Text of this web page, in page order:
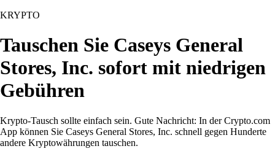
KRYPTO
Tauschen Sie Caseys General
Stores, Inc. sofort mit niedrigen
Gebühren
Krypto-Tausch sollte einfach sein. Gute Nachricht: In der Crypto.com
App können Sie Caseys General Stores, Inc. schnell gegen Hunderte
andere Kryptowährungen tauschen.